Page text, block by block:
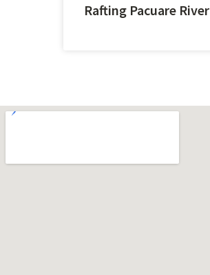
Rafting Pacuare River